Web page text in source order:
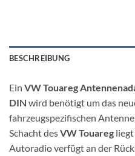
BESCHREIBUNG
Ein VW Touareg
DIN wird benötigt um das
fahrzeugspezifischen
Schacht desVW Touareg
Autoradio verfügt an der